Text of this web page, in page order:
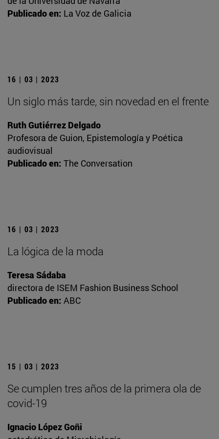
Publicado en: La Voz de Galicia
16 | 03 | 2023
Un siglo más tarde, sin novedad en el frente
Ruth Gutiérrez Delgado
Profesora de Guion, Epistemología y Poética
audiovisual
Publicado en: The Conversation
16 | 03 | 2023
La lógica de la moda
Teresa Sádaba
directora de ISEM Fashion Business School
Publicado en: ABC
15 | 03 | 2023
Se cumplen tres años de la primera ola de
covid-19
Ignacio López Goñi